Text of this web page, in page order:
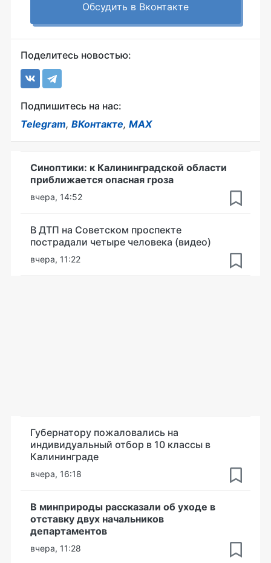
Обсудить в Вконтакте
Поделитесь новостью:
Подпишитесь на нас:
Telegram, ВКонтакте, MAX
Синоптики: к Калининградской области
приближается опасная гроза
вчера, 14:52
В ДТП на Советском проспекте
пострадали четыре человека (видео)
вчера, 11:22
Губернатору пожаловались на
индивидуальный отбор в 10 классы в
Калининграде
вчера, 16:18
В минприроды рассказали об уходе в
отставку двух начальников
департаментов
вчера, 11:28